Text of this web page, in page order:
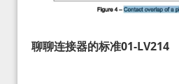
聊聊连接器的标准01-LV214